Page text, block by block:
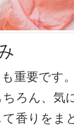
重要です
ろん、気
香りをま